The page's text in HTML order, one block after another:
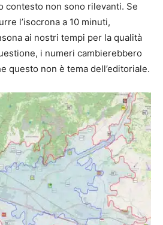
contesto non sono rilevanti. Se
l’isocrona a 10 minuti,
ai nostri tempi per la qualità
i numeri cambierebbero
questo non è tema dell’editoriale.